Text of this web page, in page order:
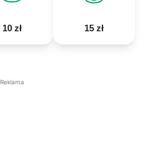
10 zł 15 zł
Reklama